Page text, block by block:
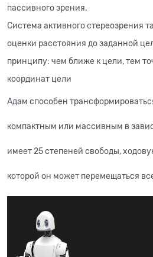
пассивного зрения.
Система активного стереозрения
оценки расстояния до заданной
принципу: чем ближе к цели, тем
координат цели
Адам способен
компактным или массивным в
имеет 25 степеней свободы,
которой он может перемещаться